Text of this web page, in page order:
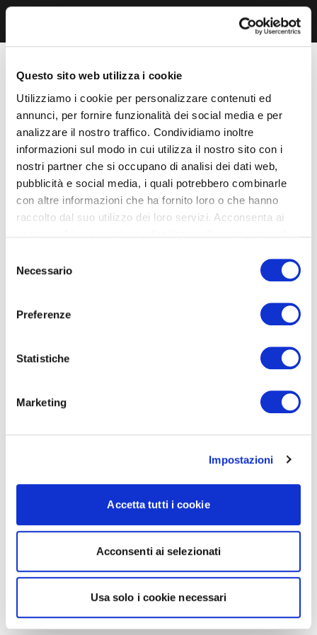
Questo sito web utilizza i cookie
Utilizziamo i cookie per personalizzare contenuti ed
annunci, per fornire funzionalità dei social media e per
analizzare il nostro traffico. Condividiamo inoltre
informazioni sul modo in cui utilizza il nostro sito con i
nostri partner che si occupano di analisi dei dati web,
pubblicità e social media, i quali potrebbero combinarle
con altre informazioni che ha fornito loro o che hanno
raccolto dal suo utilizzo dei loro servizi. Acconsenta ai
delNecessario
Preferenze
Statistiche
Marketing
Impostazioni
Accetta tutti i cookie
Acconsenti ai selezionati
Usa solo i cookie necessari